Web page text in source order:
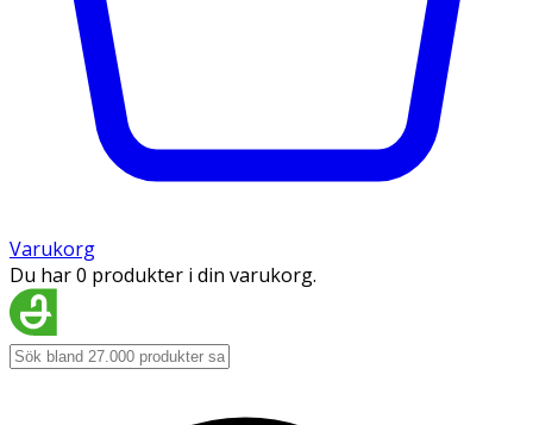
Varukorg
Du har 0 produkter i din varukorg.